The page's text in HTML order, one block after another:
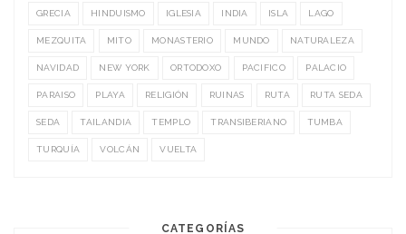
GRECIA HINDUISMO IGLESIA INDIA ISLA LAGO
MEZQUITA MITO MONASTERIO MUNDO NATURALEZA
NAVIDAD NEW YORK ORTODOXO PACIFICO PALACIO
PARAISO PLAYA RELIGIÓN RUINAS RUTA RUTA SEDA
SEDA TAILANDIA TEMPLO TRANSIBERIANO TUMBA
TURQUÍA VOLCÁN VUELTA
CATEGORÍAS